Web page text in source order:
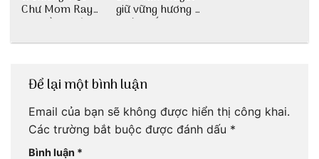
Chư Mom Ray
tìm về núi rừng
giữ vững hương vị
nước mắm sau
Để lại một bình luận
Email của bạn sẽ không được hiển thị công khai.
Các trường bắt buộc được đánh dấu *
Bình luận *